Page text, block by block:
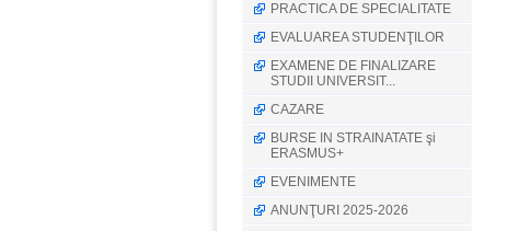
PRACTICA DE SPECIALITATE
EVALUAREA STUDENŢILOR
EXAMENE DE FINALIZARE
STUDII UNIVERSIT...
CAZARE
BURSE IN STRAINATATE şi
ERASMUS+
EVENIMENTE
ANUNŢURI 2025-2026